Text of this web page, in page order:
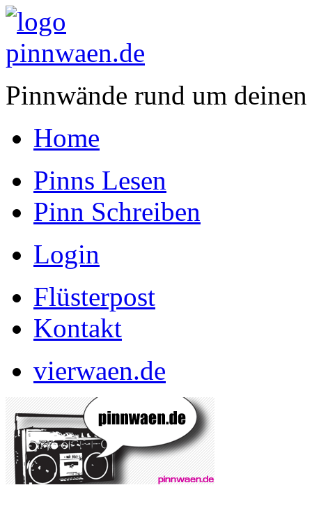
Pinnwände rund um
Home
Pinns Lesen
Pinn Schreiben
Login
Flüsterpost
Kontakt
vierwaen.de